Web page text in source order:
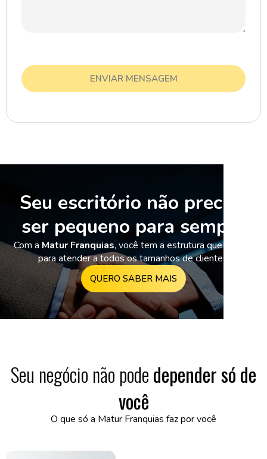
Seu escritório não precisa
ser pequeno para sempre
Com a Matur Franquias, você tem a estrutura que precisa
para atender a todos os tamanhos de clientes.
QUERO SABER MAIS
Seu negócio não podedepender só de
você
O que só a Matur Franquias faz por você